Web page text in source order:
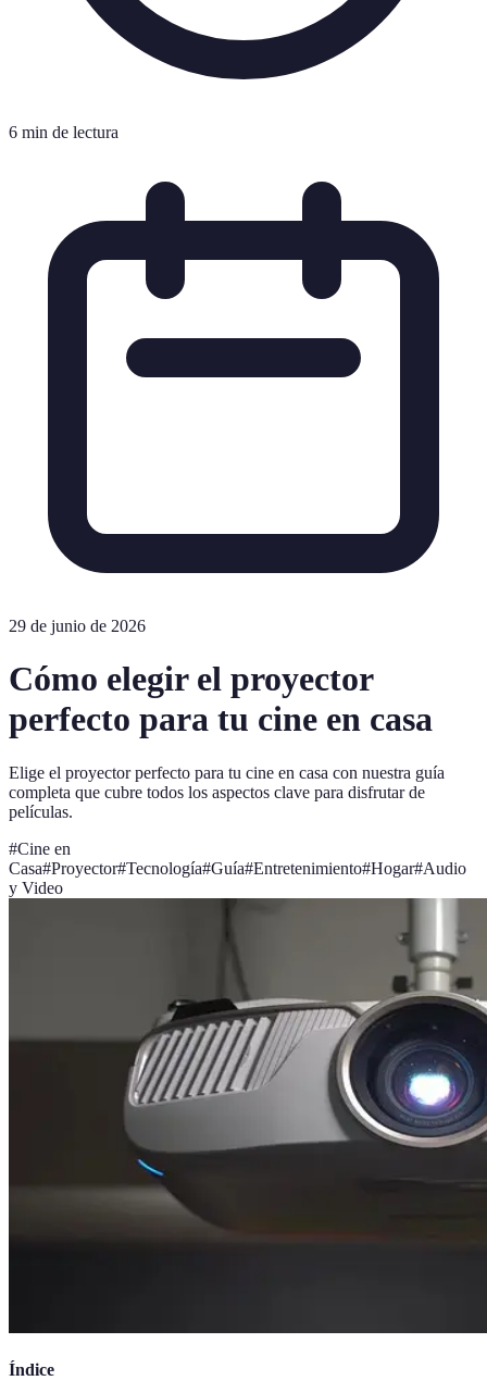
6 min de lectura
29 de junio de 2026
Cómo elegir el proyector
perfecto para tu cine en casa
Elige el proyector perfecto para tu cine en casa con nuestra guía
completa que cubre todos los aspectos clave para disfrutar de
películas.
#Cine en
Casa#Proyector#Tecnología#Guía#Entretenimiento#Hogar#Audio
y Video
Índice